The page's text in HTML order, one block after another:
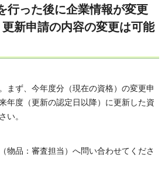
行った後に企業情報が変更
新申請の内容の変更は可能
まず、今年度分（現在の資格）の変更申
年度（更新の認定日以降）に更新した資
い。
物品：審査担当）へ問い合わせてくださ